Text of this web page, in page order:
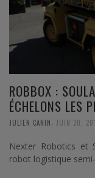
ROBBOX :
ÉCHELONS LES
JULIEN CANIN JUIN 20,
Nexter Robotics et
robot logistique